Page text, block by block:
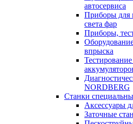
автосервиса
Приборы для
света фар
Приборы,
впрыска
NORDBERG
Станки
Аксессуары
Заточные